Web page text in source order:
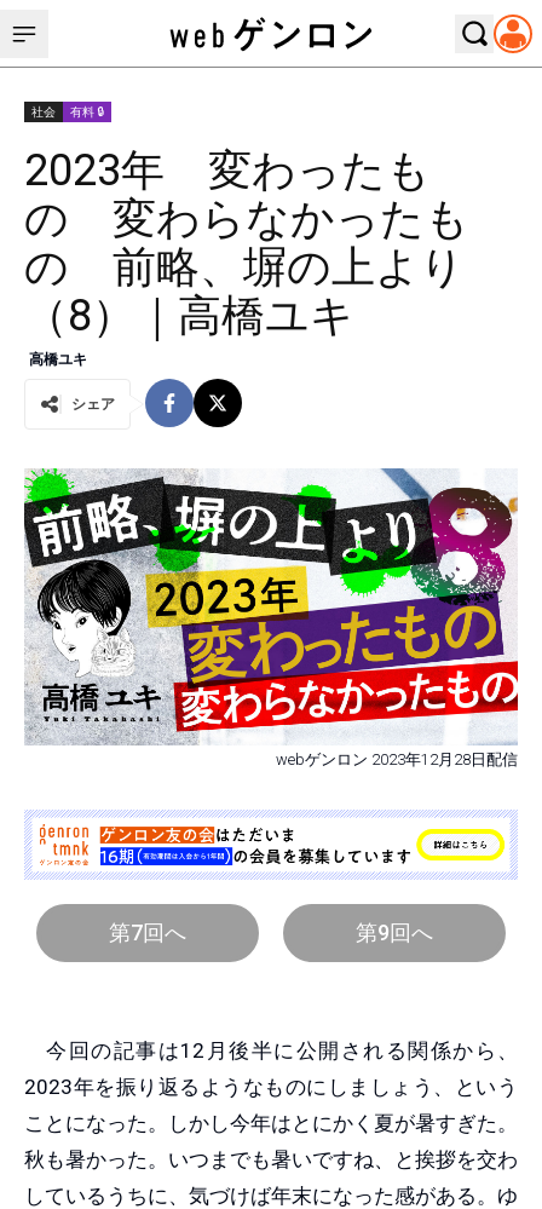
社会 有料 🔒
2023年 変わったも
の 変わらなかったも
の 前略、塀の上より
（8）｜高橋ユキ
高橋ユキ
シェア
webゲンロン 2023年12月28日配信
第7回へ 第9回へ
今回の記事は12月後半に公開される関係から、
2023年を振り返るようなものにしましょう、という
ことになった。しかし今年はとにかく夏が暑すぎた。
秋も暑かった。いつまでも暑いですね、と挨拶を交わ
しているうちに、気づけば年末になった感がある。ゆ